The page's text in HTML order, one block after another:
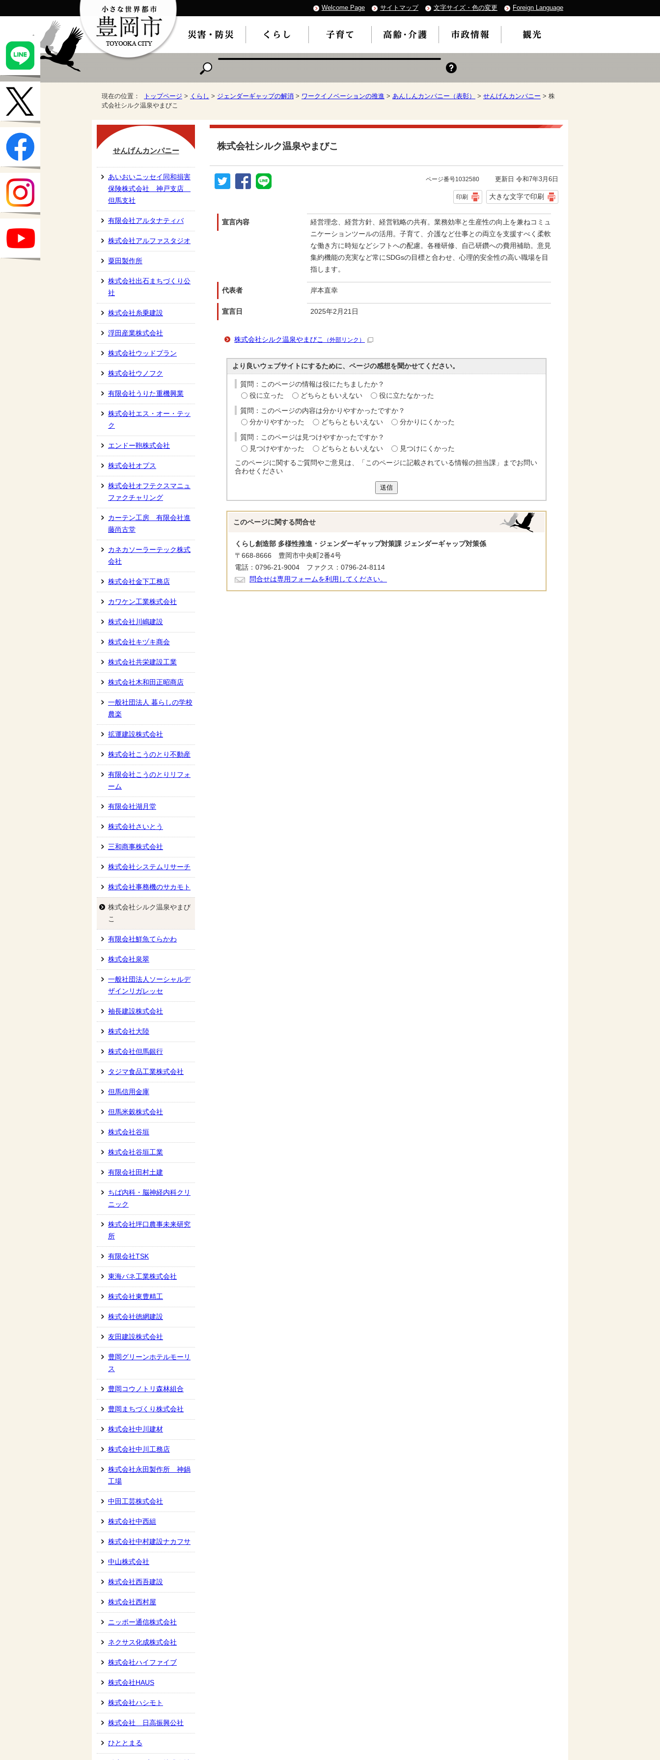
Welcome Page サイトマップ 文字サイズ・色の変更 Foreign Language
現在の位置： トップページ > くらし > ジェンダーギャップの解消 > ワークイノベーションの推進 > あんしんカンパニー（表彰） > せんげんカンパニー > 株
式会社シルク温泉やまびこ
株式会社シルク温泉やまびこ
ページ番号1032580 更新日 令和7年3月6日
印刷 大きな文字で印刷
宣言内容
経営理念、経営方針、経営戦略の共有。業務効率と生産性の向上を兼ねコミュ
ニケーションツールの活用。子育て、介護など仕事との両立を支援すべく柔軟
な働き方に時短などシフトへの配慮。各種研修、自己研鑽への費用補助。意見
集約機能の充実など常にSDGsの目標と合わせ、心理的安全性の高い職場を目
指します。
代表者 岸本直幸
宣言日 2025年2月21日
株式会社シルク温泉やまびこ （外部リンク）
より良いウェブサイトにするために、ページの感想を聞かせてください。
質問：このページの情報は役にたちましたか？
役に立った
どちらともいえない 役に立たなかった
質問：このページの内容は分かりやすかったですか？
分かりやすかった
どちらともいえない 分かりにくかった
質問：このページは見つけやすかったですか？
見つけやすかった
どちらともいえない
見つけにくかった
このページに関するご質問やご意見は、「このページに記載されている情報の担当課」までお問い
合わせください
送信
このページに関する 問合せ
くらし創造部 多様性推進・ジェンダーギャップ対策課 ジェンダーギャップ対策係
〒668-8666 豊岡市中央町2番4号
電話：0796-21-9004 ファクス：0796-24-8114
問合せは専用フォームを利用してください。
せんげんカンパニー
あいおいニッセイ同和損害
保険株式会社 神戸支店
但馬支社
有限会社アルタナティバ
株式会社アルファスタジオ
粟田製作所
株式会社出石まちづくり公
社
株式会社糸乗建設
浮田産業株式会社
株式会社ウッドプラン
株式会社ウノフク
有限会社うりた重機興業
株式会社エス・オー・テッ
ク
エンドー鞄株式会社
株式会社オプス
株式会社オフテクスマニュ
ファクチャリング
カーテン工房 有限会社進
藤尚古堂
カネカソーラーテック株式
会社
株式会社金下工務店
カワケン工業株式会社
株式会社川嶋建設
株式会社キヅキ商会
株式会社共栄建設工業
株式会社木和田正昭商店
一般社団法人 暮らしの学校
農楽
拡運建設株式会社
株式会社こうのとり不動産
有限会社こうのとりリフォ
ーム
有限会社湖月堂
株式会社さいとう
三和商事株式会社
株式会社システムリサーチ
株式会社事務機のサカモト
株式会社シルク温泉やまび
こ
有限会社鮮魚てらかわ
株式会社泉翠
一般社団法人ソーシャルデ
ザインリガレッセ
袖長建設株式会社
株式会社大陸
株式会社但馬銀行
タジマ食品工業株式会社
但馬信用金庫
但馬米穀株式会社
株式会社谷垣
株式会社谷垣工業
有限会社田村土建
ちば内科・脳神経内科クリ
ニック
株式会社坪口農事未来研究
所
有限会社TSK
東海バネ工業株式会社
株式会社東豊精工
株式会社徳網建設
友田建設株式会社
豊岡グリーンホテルモーリ
ス
豊岡コウノトリ森林組合
豊岡まちづくり株式会社
株式会社中川建材
株式会社中川工務店
株式会社永田製作所 神鍋
工場
中田工芸株式会社
株式会社中西組
株式会社中村建設ナカフサ
中山株式会社
株式会社西吾建設
株式会社西村屋
ニッポー通信株式会社
ネクサス化成株式会社
株式会社ハイファイブ
株式会社HAUS
株式会社ハシモト
株式会社 日高振興公社
ひととまる